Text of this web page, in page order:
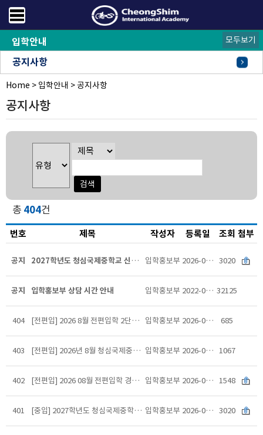
입학안내
공지사항
FAQ
오시는길
모두보기
Home > 입학안내 >공지사항
공지사항
총 404건
번호 제목 작성자 등록일 조회 첨부
공지 2027학년도 청심국제중학교 신입학 전형요항 입학홍보부 2026-07-20 3020
공지 입학홍보부 상담 시간 안내 입학홍보부 2022-08-28 32125
404 [전편입] 2026 8월 전편입학 2단계 면접 일정 안내 입학홍보부 2026-08-03 685
403 [전편입] 2026년 8월 청심국제중학교 전편입학 1단계 추첨 공지 입학홍보부 2026-07-30 1067
402 [전편입] 2026 08월 전편입학 경쟁률 지원현황(최종) 입학홍보부 2026-07-29 1548
401 [중입] 2027학년도 청심국제중학교 신입학 전형요항 입학홍보부 2026-07-20 3020